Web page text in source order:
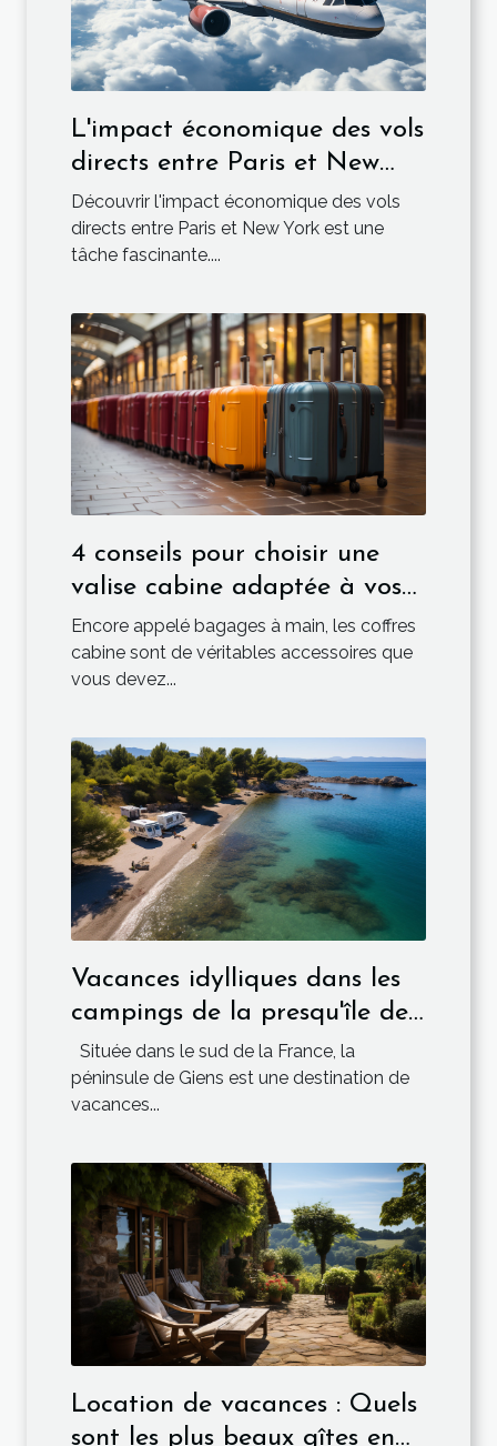
L'impact économique des vols
directs entre Paris et New
York
Découvrir l'impact économique des vols
directs entre Paris et New York est une
tâche fascinante....
4 conseils pour choisir une
valise cabine adaptée à vos
besoins de voyage
Encore appelé bagages à main, les coffres
cabine sont de véritables accessoires que
vous devez...
Vacances idylliques dans les
campings de la presqu'île de
Giens
Située dans le sud de la France, la
péninsule de Giens est une destination de
vacances...
Location de vacances : Quels
sont les plus beaux gîtes en